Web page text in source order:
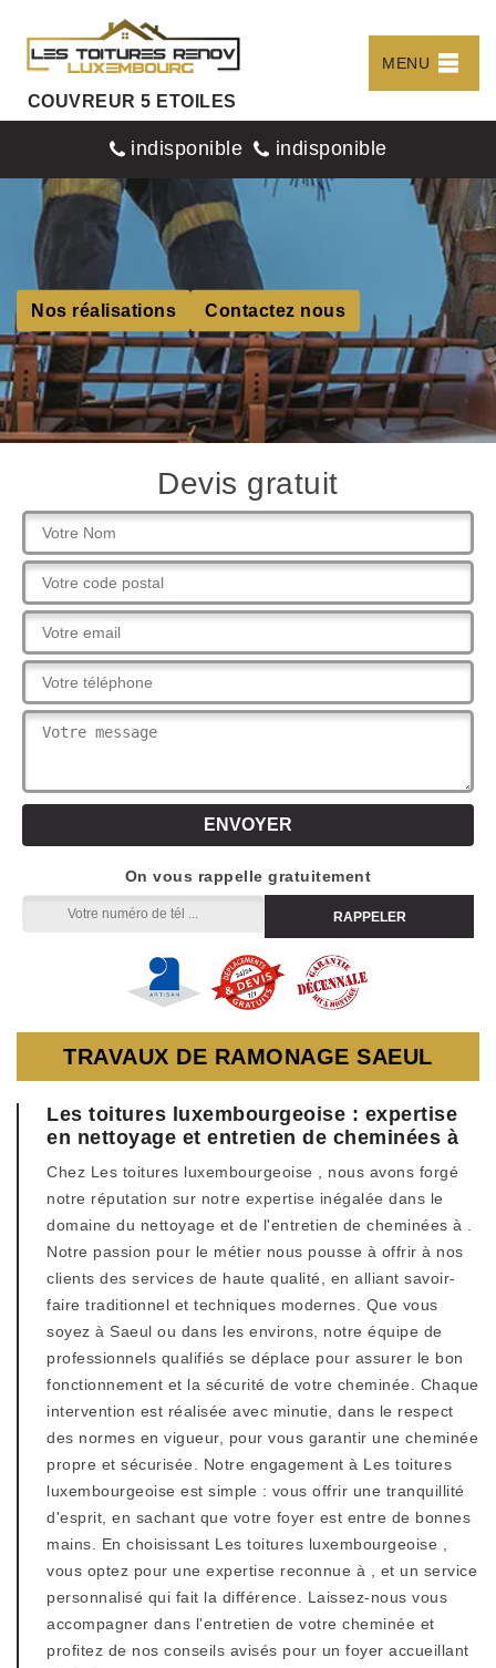
COUVREUR 5 ETOILES
MENU
indisponible indisponible
Nos réalisations Contactez nous
Devis gratuit
On vous rappelle gratuitement
TRAVAUX DE RAMONAGE SAEUL
Les toitures luxembourgeoise : expertise
en nettoyage et entretien de cheminées à
Chez Les toitures luxembourgeoise , nous avons forgé
notre réputation sur notre expertise inégalée dans le
domaine du nettoyage et de l'entretien de cheminées à .
Notre passion pour le métier nous pousse à offrir à nos
clients des services de haute qualité, en alliant savoir-
faire traditionnel et techniques modernes. Que vous
soyez à Saeul ou dans les environs, notre équipe de
professionnels qualifiés se déplace pour assurer le bon
fonctionnement et la sécurité de votre cheminée. Chaque
intervention est réalisée avec minutie, dans le respect
des normes en vigueur, pour vous garantir une cheminée
propre et sécurisée. Notre engagement à Les toitures
luxembourgeoise est simple : vous offrir une tranquillité
d'esprit, en sachant que votre foyer est entre de bonnes
mains. En choisissant Les toitures luxembourgeoise ,
vous optez pour une expertise reconnue à , et un service
personnalisé qui fait la différence. Laissez-nous vous
accompagner dans l'entretien de votre cheminée et
profitez de nos conseils avisés pour un foyer accueillant